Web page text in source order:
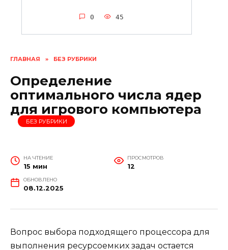
ГЛАВНАЯ » БЕЗ РУБРИКИ
Определение
оптимального числа ядер
для игрового компьютера
БЕЗ РУБРИКИ
НА ЧТЕНИЕ
15 мин
ПРОСМОТРОВ
12
ОБНОВЛЕНО
08.12.2025
Вопрос выбора подходящего процессора для
выполнения ресурсоемких задач остается
0 45